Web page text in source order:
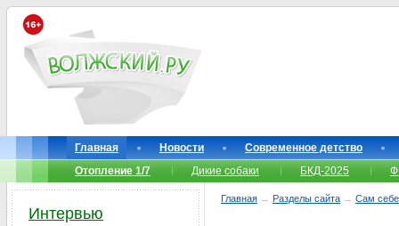
Главная Новости
Современное детство
Отопление 1/7
Дикие собаки БКД-2025
Главная → Разделы сайта → Сам
Интервью